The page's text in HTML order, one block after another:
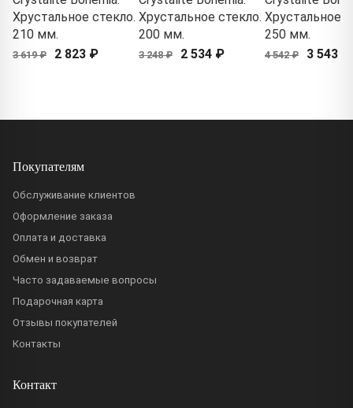
Хрустальное стекло.
210 мм.
3 619 ₽ 2 823 ₽
Хрустальное стекло.
200 мм.
3 248 ₽ 2 534 ₽
Хрустальное
250 мм.
4 542 ₽ 3 543 ₽
Покупателям
Обслуживание клиентов
Оформление заказа
Оплата и доставка
Обмен и возврат
Часто задаваемые вопросы
Подарочная карта
Отзывы покупателей
Контакты
Контакт